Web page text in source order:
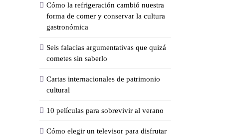
Cómo la refrigeración cambió nuestra
forma de comer y conservar la cultura
gastronómica
Seis falacias argumentativas que quizá
cometes sin saberlo
Cartas internacionales de patrimonio
cultural
10 películas para sobrevivir al verano
Cómo elegir un televisor para disfrutar